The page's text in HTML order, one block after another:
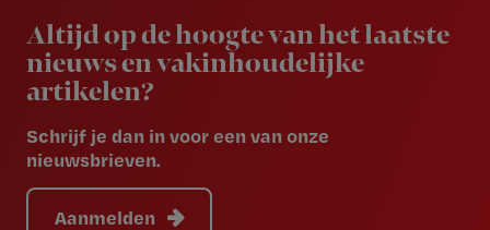
Altijd op de hoogte van het laatste
nieuws en vakinhoudelijke
artikelen?
Schrijf je dan in voor een van onze
nieuwsbrieven.
Aanmelden